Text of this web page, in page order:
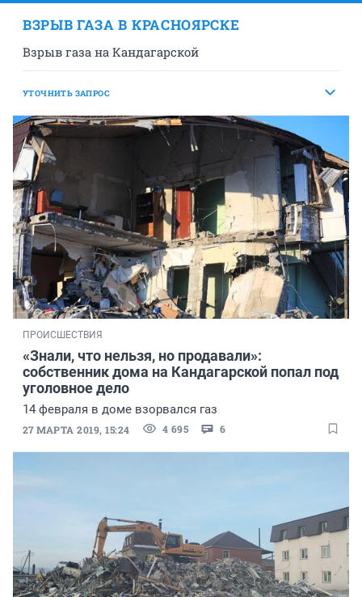
ВЗРЫВ ГАЗА В КРАСНОЯРСКЕ
Взрыв газа на Кандагарской
УТОЧНИТЬ ЗАПРОС
ПРОИСШЕСТВИЯ
«Знали, что нельзя, но продавали»:
собственник дома на Кандагарской попал под
уголовное дело
14 февраля в доме взорвался газ
27 МАРТА 2019, 15:24 4 695 6